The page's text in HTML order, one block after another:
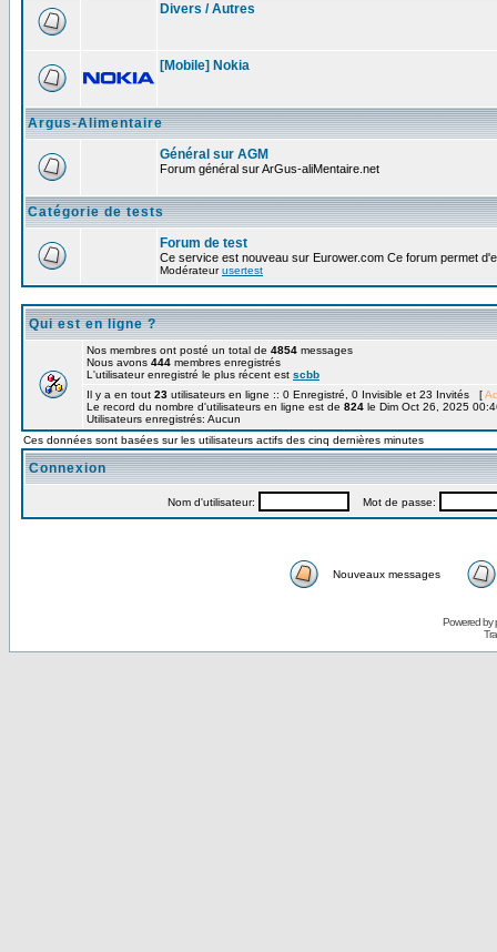
Divers / Autres
[Mobile] Nokia
Argus-Alimentaire
Général sur AGM
Forum général sur ArGus-aliMentaire.net
Catégorie de tests
Forum de test
Ce service est nouveau sur Eurower.com Ce forum permet
Modérateurusertest
Qui est en ligne ?
Nos membres ont posté un total de 4854 messages
Nous avons 444 membres enregistrés
L'utilisateur enregistré le plus récent est scbb
Il y a en tout 23 utilisateurs en ligne :: 0 Enregistré, 0 Invisible et 23 Invités [
Le record du nombre d'utilisateurs en ligne est de 824 le Dim Oct 26, 2025
Utilisateurs enregistrés: Aucun
Ces données sont basées sur les utilisateurs actifs des cinq dernières minutes
Connexion
Nom d'utilisateur: Mot de passe:
Nouveaux messages
Powered by